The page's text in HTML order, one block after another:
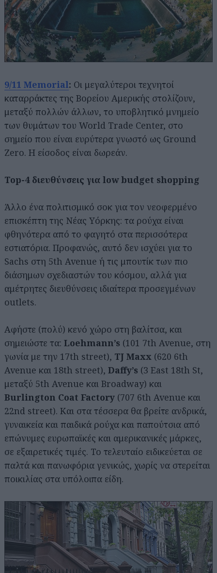
9/11 Memorial: Οι μεγαλύτεροι τεχνητοί
καταρράκτες της Βορείου Αμερικής στολίζουν,
μεταξύ πολλών άλλων, το υποβλητικό μνημείο
των θυμάτων του World Trade Center, στο
σημείο που είναι ευρύτερα γνωστό ως Ground
Zero. Η είσοδος είναι δωρεάν.
Top-4 διευθύνσεις για low budget shopping
Άλλο ένα πολιτισμικό σοκ για τον νεοφερμένο
επισκέπτη της Νέας Υόρκης: τα ρούχα είναι
φθηνότερα από το φαγητό στα περισσότερα
εστιατόρια. Προφανώς, αυτό δεν ισχύει για το
Sachs στη 5th Avenue ή τις μπουτίκ των πιο
διάσημων σχεδιαστών του κόσμου, αλλά για
αμέτρητες διευθύνσεις ιδιαίτερα προσεγμένων
outlets.
Αφήστε (πολύ) κενό χώρο στη βαλίτσα, και
σημειώστε τα: Loehmann’s (101 7th Avenue, στη
γωνία με την 17th street), TJ Maxx (620 6th
Avenue και 18th street), Daffy’s (3 East 18th St,
μεταξύ 5th Avenue και Broadway) και
Burlington Coat Factory (707 6th Avenue και
22nd street). Και στα τέσσερα θα βρείτε ανδρικά,
γυναικεία και παιδικά ρούχα και παπούτσια από
επώνυμες ευρωπαϊκές και αμερικανικές μάρκες,
σε εξαιρετικές τιμές. Το τελευταίο ειδικεύεται σε
παλτά και πανωφόρια γενικώς, χωρίς να στερείται
ποικιλίας στα υπόλοιπα είδη.